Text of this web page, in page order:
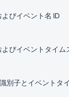
よびイベント名 ID
よびイベントタイム
別子とイベントタ